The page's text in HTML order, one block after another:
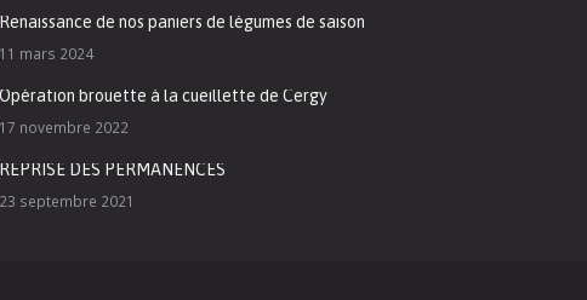
Renaissance de nos paniers de légumes de saison
11 mars 2024
Opération brouette à la cueillette de Cergy
17 novembre 2022
REPRISE DES PERMANENCES
23 septembre 2021